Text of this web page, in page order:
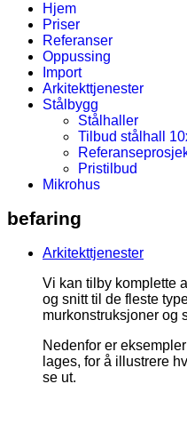
Hjem
Priser
Referanser
Oppussing
Import
Arkitekttjenester
Stålbygg
Stålhaller
Tilbud stålhall
Pristilbud
Mikrohus
befaring
Arkitekttjenester
Vi kan tilby komplette
og snitt til de fleste
murkonstruksjoner og
Nedenfor er
lages, for å illustrere
se ut.